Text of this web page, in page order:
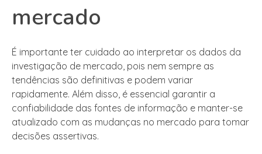
mercado
É importante ter cuidado ao interpretar os dados da
investigação de mercado, pois nem sempre as
tendências são definitivas e podem variar
rapidamente. Além disso, é essencial garantir a
confiabilidade das fontes de informação e manter-se
atualizado com as mudanças no mercado para tomar
decisões assertivas.